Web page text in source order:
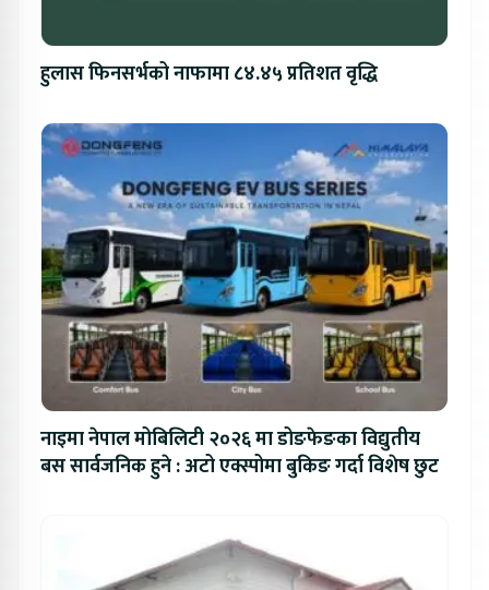
हुलास फिनसर्भको नाफामा ८४.४५ प्रतिशत वृद्धि
नाइमा नेपाल मोबिलिटी २०२६ मा डोङफेङका विद्युतीय
बस सार्वजनिक हुने : अटो एक्स्पोमा बुकिङ गर्दा विशेष छुट